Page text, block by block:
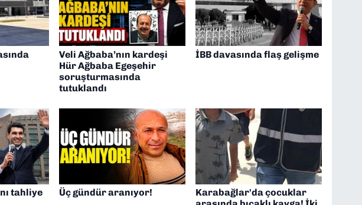
Veli Ağbaba’nın kardeşi
Hür Ağbaba Egeşehir
soruşturmasında
tutuklandı
İBB davasında flaş gelişme
tahliye
Üç gündür aranıyor!
Karabağlar'da çocuklar